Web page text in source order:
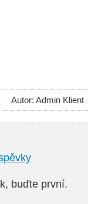
Autor: Admin Klient
buďte první.